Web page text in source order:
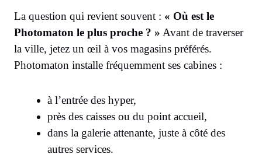
La question qui revient souvent : « Où est le
Photomaton le plus proche ? » Avant de traverser
la ville, jetez un œil à vos magasins préférés.
Photomaton installe fréquemment ses cabines :
à l’entrée des hyper,
près des caisses ou du point accueil,
dans la galerie attenante, juste à côté des
autres services.